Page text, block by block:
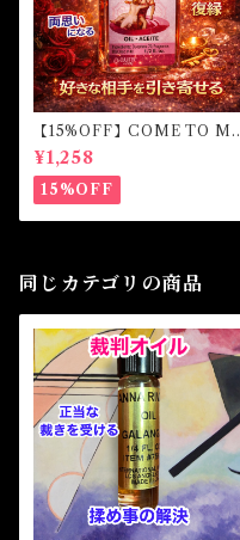
【15%OFF】COME TO ME
OIL カムトゥーミーオイル
白魔術オイル
¥1,258
15%OFF
同じカテゴリの商品